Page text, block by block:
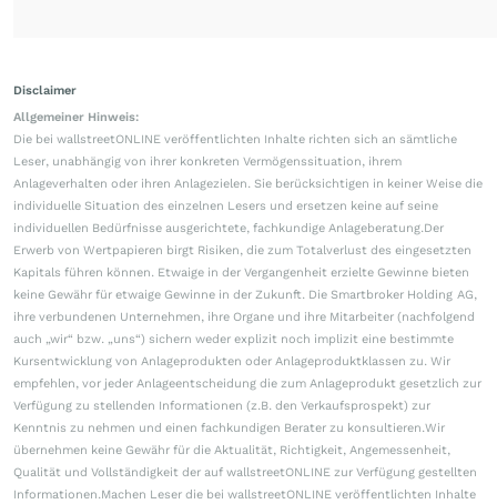
Disclaimer
Allgemeiner Hinweis:
Die bei wallstreetONLINE veröffentlichten Inhalte richten sich an sämtliche
Leser, unabhängig von ihrer konkreten Vermögenssituation, ihrem
Anlageverhalten oder ihren Anlagezielen. Sie berücksichtigen in keiner Weise die
individuelle Situation des einzelnen Lesers und ersetzen keine auf seine
individuellen Bedürfnisse ausgerichtete, fachkundige Anlageberatung.Der
Erwerb von Wertpapieren birgt Risiken, die zum Totalverlust des eingesetzten
Kapitals führen können. Etwaige in der Vergangenheit erzielte Gewinne bieten
keine Gewähr für etwaige Gewinne in der Zukunft. Die Smartbroker Holding AG,
ihre verbundenen Unternehmen, ihre Organe und ihre Mitarbeiter (nachfolgend
auch „wir“ bzw. „uns“) sichern weder explizit noch implizit eine bestimmte
Kursentwicklung von Anlageprodukten oder Anlageproduktklassen zu. Wir
empfehlen, vor jeder Anlageentscheidung die zum Anlageprodukt gesetzlich zur
Verfügung zu stellenden Informationen (z.B. den Verkaufsprospekt) zur
Kenntnis zu nehmen und einen fachkundigen Berater zu konsultieren.Wir
übernehmen keine Gewähr für die Aktualität, Richtigkeit, Angemessenheit,
Qualität und Vollständigkeit der auf wallstreetONLINE zur Verfügung gestellten
Informationen.Machen Leser die bei wallstreetONLINE veröffentlichten Inhalte